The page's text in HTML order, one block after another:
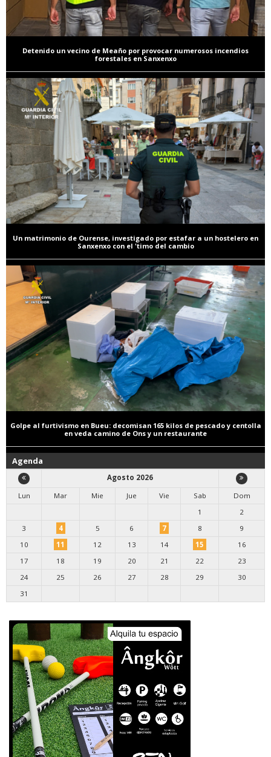
Detenido un vecino de Meaño por provocar numerosos incendios
forestales en Sanxenxo
Un matrimonio de Ourense, investigado por estafar a un hostelero en
Sanxenxo con el 'timo del cambio
Golpe al furtivismo en Bueu: decomisan 165 kilos de pescado y centolla
en veda camino de Ons y un restaurante
Agenda
Agosto 2026
Lun
Mar Mie Jue Vie Sab
Dom
1
2
3
4 5 6 7 8
9
10
11 12 13 14 15
16
17
18 19 20 21 22
23
24
25 26 27 28 29
30
31